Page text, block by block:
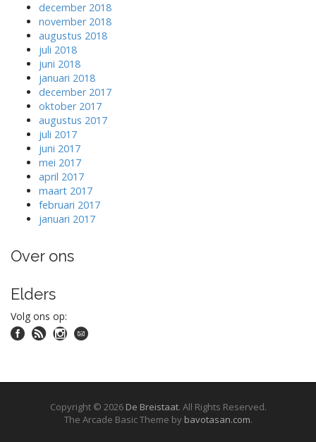
december 2018
november 2018
augustus 2018
juli 2018
juni 2018
januari 2018
december 2017
oktober 2017
augustus 2017
juli 2017
juni 2017
mei 2017
april 2017
maart 2017
februari 2017
januari 2017
Over ons
Elders
Volg ons op:
Copyright © 2026 De Breistaat. All Rights Reserved.
The Arcade Basic Theme by bavotasan.com.